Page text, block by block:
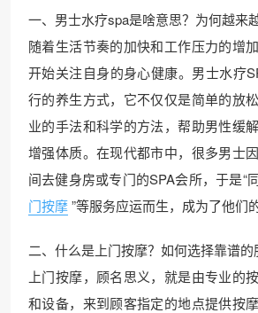
一、男士水疗spa是啥意思？为何越来
随着生活节奏的加快和工作压力的增
开始关注自身的身心健康。男士水疗
行的养生方式，它不仅仅是简单的放
业的手法和科学的方法，帮助男性缓
增强体质。在现代都市中，很多男士
间去健身房或专门的SPA会所，于是“
门按摩”等服务应运而生，成为了他们
二、什么是上门按摩？如何选择靠谱的
上门按摩，顾名思义，就是由专业的
和设备，来到顾客指定的地点提供按